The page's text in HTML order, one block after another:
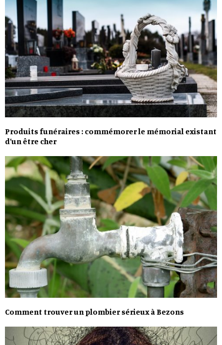
Produits funéraires : commémorer le mémorial existant
d’un être cher
Comment trouver un plombier sérieux à Bezons